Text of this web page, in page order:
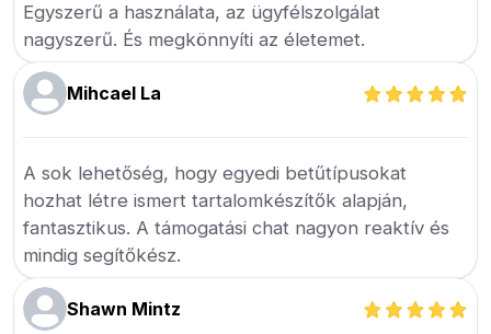
Egyszerű a használata, az ügyfélszolgálat
nagyszerű. És megkönnyíti az életemet.
Mihcael La
A sok lehetőség, hogy egyedi betűtípusokat
hozhat létre ismert tartalomkészítők alapján,
fantasztikus. A támogatási chat nagyon reaktív és
mindig segítőkész.
Shawn Mintz